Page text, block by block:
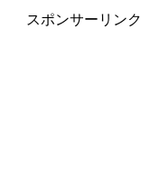
スポンサーリンク